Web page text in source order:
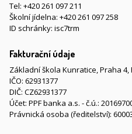
Tel: +420 261 097 211
Školní jídelna: +420 261 097 258
ID schránky: isc7trm
Fakturační údaje
Základní škola Kunratice, Praha 4,
IČO: 62931377
DIČ: CZ62931377
Účet: PPF banka a.s. - č.ú.:
Právnická osoba (ředitelství):